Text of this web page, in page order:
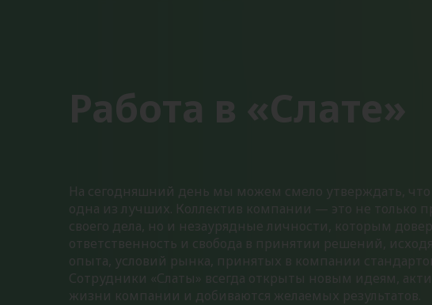
Работа в «Слате»
На сегодняшний день мы можем смело утверждать,
одна из лучших. Коллектив компании — это не только
своего дела, но и незаурядные личности, которым
ответственность и свобода в принятии решений, исходя
опыта, условий рынка, принятых в компании
Сотрудники «Слаты» всегда открыты новым идеям,
жизни компании и добиваются желаемых результатов.